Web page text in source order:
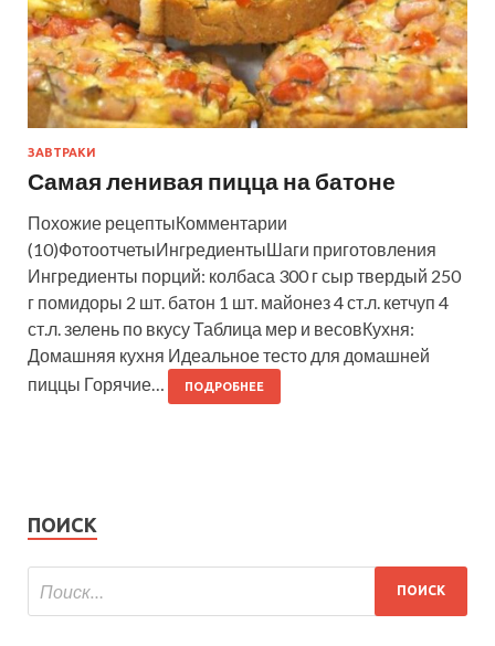
ЗАВТРАКИ
Самая ленивая пицца на батоне
Похожие рецептыКомментарии
(10)ФотоотчетыИнгредиентыШаги приготовления
Ингредиенты порций: колбаса 300 г сыр твердый 250
г помидоры 2 шт. батон 1 шт. майонез 4 ст.л. кетчуп 4
ст.л. зелень по вкусу Таблица мер и весовКухня:
Домашняя кухня Идеальное тесто для домашней
пиццы Горячие…
ПОДРОБНЕЕ
ПОИСК